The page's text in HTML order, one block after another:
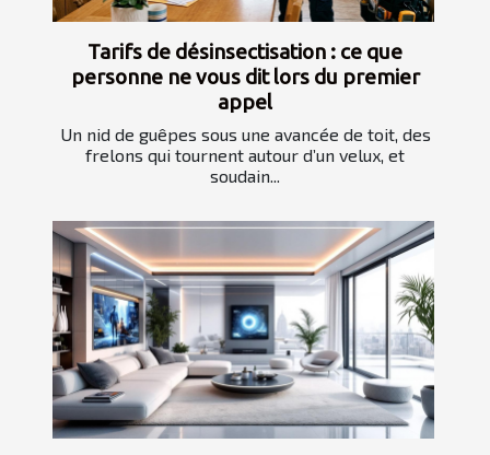
Tarifs de désinsectisation : ce que
personne ne vous dit lors du premier
appel
Un nid de guêpes sous une avancée de toit, des
frelons qui tournent autour d’un velux, et
soudain...